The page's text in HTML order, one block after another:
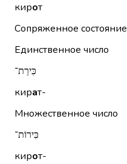
кирот
Сопряженное состояние
Единственное число
כִּירַת־
кират-
Множественное число
כִּירוֹת־
кирот-